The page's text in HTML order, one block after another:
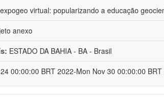
expogeo virtual: popularizando a educação
anexo
ESTADO DA BAHIA - BA - Brasil
00:00:00 BRT 2022-Mon Nov 30 00:00:00 BRT